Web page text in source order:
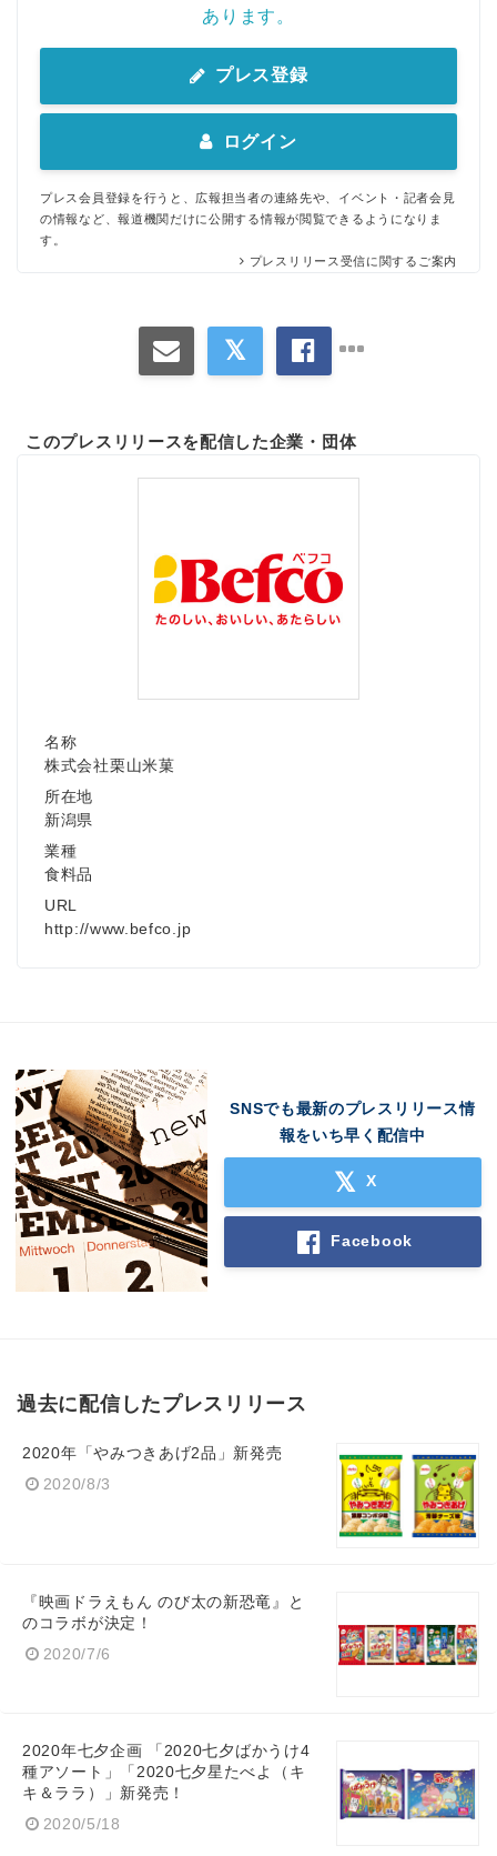
あります。
プレス登録
ログイン
プレス会員登録を行うと、広報担当者の連絡先や、イベント・記者会見
の情報など、報道機関だけに公開する情報が閲覧できるようになりま
す。
プレスリリース受信に関するご案内
このプレスリリースを配信した企業・団体
名称
株式会社栗山米菓
所在地
新潟県
業種
食料品
URL
http://www.befco.jp
SNSでも最新のプレスリリース情
報をいち早く配信中
X
Facebook
過去に配信したプレスリリース
2020年「やみつきあげ2品」新発売
2020/8/3
『映画ドラえもん のび太の新恐竜』と
のコラボが決定！
2020/7/6
2020年七夕企画 「2020七夕ばかうけ4
種アソート」「2020七夕星たべよ（キ
キ＆ララ）」新発売！
2020/5/18